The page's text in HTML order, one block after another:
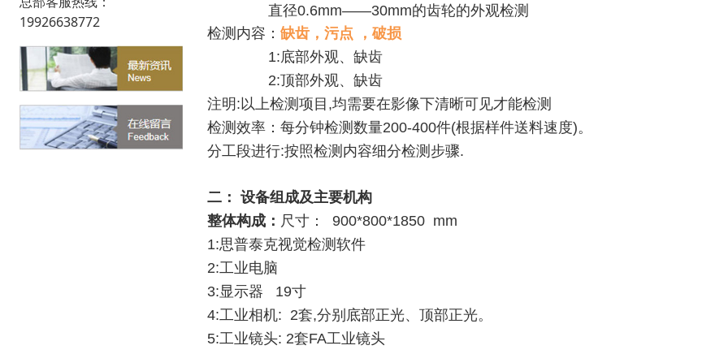
19926638772
直径0.6mm——30mm的齿轮的外观检测
检测内容： 缺齿，污点 ，破损
1:底部外观、缺齿
2:顶部外观、缺齿
注明 : 以上检测项目 ,均需要在影像下清晰可见才能检测
检测效率：每分钟检测数量200-400件(根据样件送料速度)。
分工段进行:按照检测内容细分检测步骤.
二： 设备组成及主要机构
整体构成： 尺寸： 900*800*1850 mm
1:思普泰克视觉检测软件
2:工业电脑
3:显示器 19寸
4:工业相机: 2套,分别底部正光、顶部正光。
5:工业镜头: 2套FA工业镜头